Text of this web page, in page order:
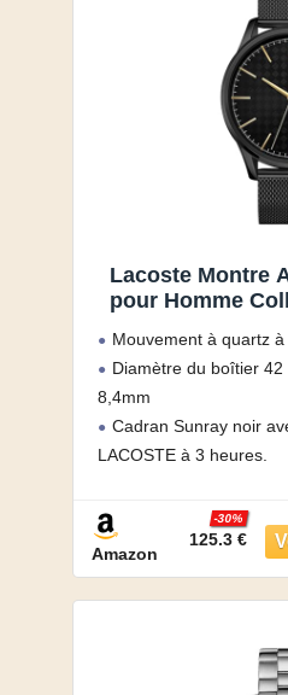
Lacoste Montre
pour Homme
Noir –
Mouvement à quartz
Diamètre du boîtier
8,4mm
Cadran Sunray noir
LACOSTE à 3 heures.
placage ionique (IP) noir
Résistance à l’eau 5
Amazon
125.3 €
-30%